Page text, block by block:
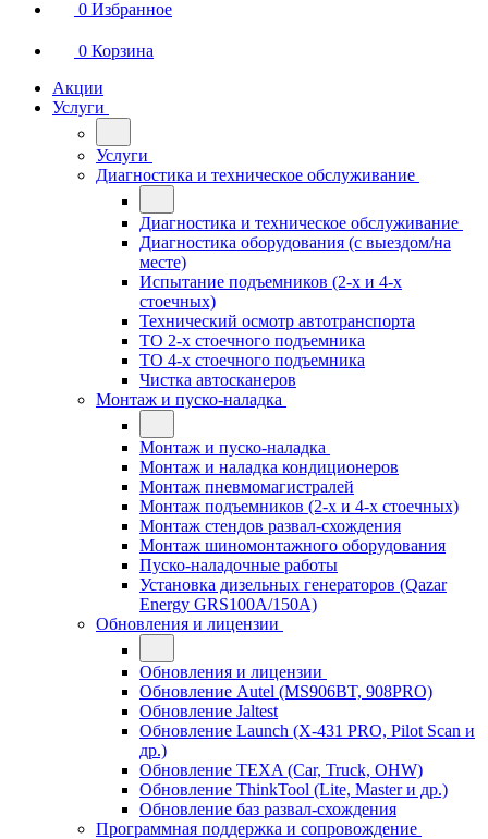
0 Избранное
0 Корзина
Акции
Услуги
Услуги
Диагностика и техническое обслуживание
Диагностика и техническое обслуживание
Диагностика оборудования (с выездом/на
месте)
Испытание подъемников (2-х и 4-х
стоечных)
Технический осмотр автотранспорта
ТО 2-х стоечного подъемника
ТО 4-х стоечного подъемника
Чистка автосканеров
Монтаж и пуско-наладка
Монтаж и пуско-наладка
Монтаж и наладка кондиционеров
Монтаж пневмомагистралей
Монтаж подъемников (2-х и 4-х стоечных)
Монтаж стендов развал-схождения
Монтаж шиномонтажного оборудования
Пуско-наладочные работы
Установка дизельных генераторов (Qazar
Energy GRS100A/150A)
Обновления и лицензии
Обновления и лицензии
Обновление Autel (MS906BT, 908PRO)
Обновление Jaltest
Обновление Launch (X-431 PRO, Pilot Scan и
др.)
Обновление TEXA (Car, Truck, OHW)
Обновление ThinkTool (Lite, Master и др.)
Обновление баз развал-схождения
Программная поддержка и сопровождение